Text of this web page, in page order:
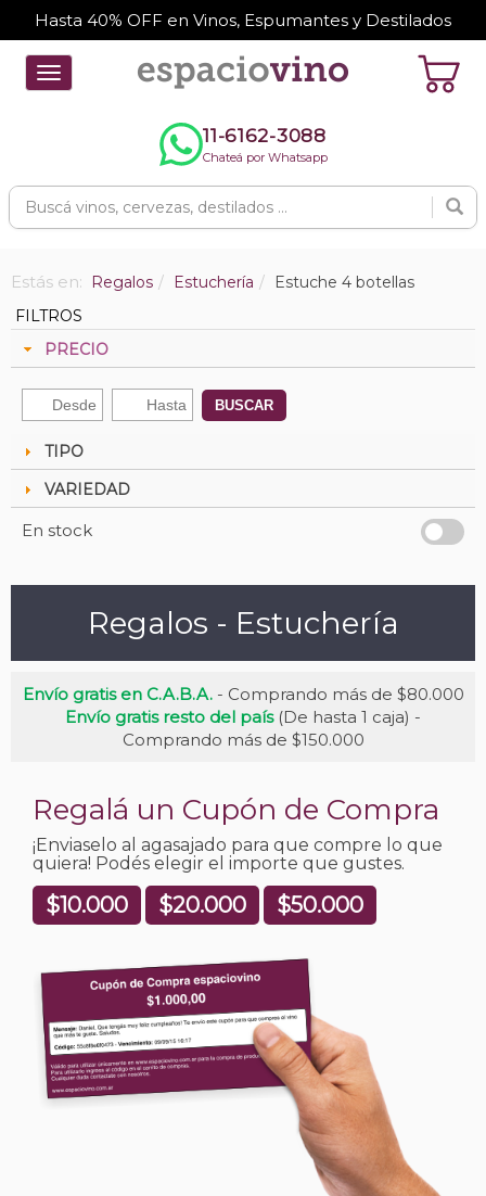
Hasta 40% OFF en Vinos, Espumantes y Destilados
Toggle
navigation
11-6162-3088
Chateá por Whatsapp
Estás en: Regalos Estuchería
Estuche 4 botellas
FILTROS
PRECIO
BUSCAR
TIPO
VARIEDAD
En stock
Regalos - Estuchería
Envío gratis en C.A.B.A.- Comprando más de $80.000
Envío gratis resto del país(De hasta 1 caja) -
Comprando más de $150.000
Regalá un Cupón de Compra
¡Enviaselo al agasajado para que compre lo que
quiera! Podés elegir el importe que gustes.
$10.000 $20.000 $50.000